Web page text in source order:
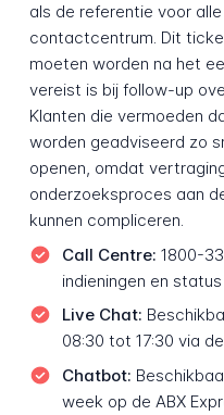
als de referentie voor
contactcentrum. Dit
moeten worden na het
vereist is bij follow-up
Klanten die vermoeden
worden geadviseerd zo
openen, omdat
onderzoeksproces aan
kunnen compliceren.
Call Centre: 1800-
indieningen en
Live Chat:
08:30 tot 17:30 via
Chatbot:
week op de ABX